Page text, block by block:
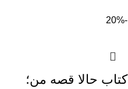
-20%
کتاب حالا قصه من؛